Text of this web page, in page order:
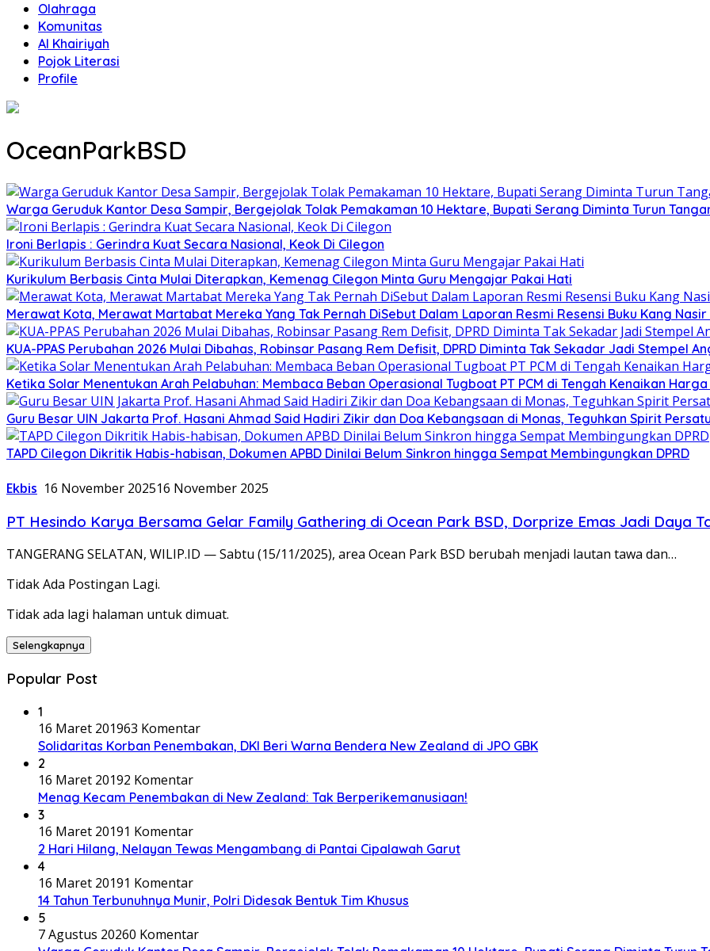
Olahraga
Komunitas
Al Khairiyah
Pojok Literasi
Profile
OceanParkBSD
Warga Geruduk Kantor Desa Sampir, Bergejolak Tolak Pemakaman 10 Hektare, Bupati Serang Diminta Turun
Ironi Berlapis : Gerindra Kuat Secara Nasional, Keok Di Cilegon
Kurikulum Berbasis Cinta Mulai Diterapkan, Kemenag Cilegon Minta Guru Mengajar Pakai Hati
Merawat Kota, Merawat Martabat Mereka Yang Tak Pernah DiSebut Dalam Laporan Resmi Resensi Buku Kang
KUA-PPAS Perubahan 2026 Mulai Dibahas, Robinsar Pasang Rem Defisit, DPRD Diminta Tak Sekadar Jadi Stempel
Ketika Solar Menentukan Arah Pelabuhan: Membaca Beban Operasional Tugboat PT PCM di Tengah Kenaikan Harga
Guru Besar UIN Jakarta Prof. Hasani Ahmad Said Hadiri Zikir dan Doa Kebangsaan di Monas, Teguhkan Spirit
TAPD Cilegon Dikritik Habis-habisan, Dokumen APBD Dinilai Belum Sinkron hingga Sempat Membingungkan DPRD
Ekbis 16 November 202516 November 2025
PT Hesindo Karya Bersama Gelar Family Gathering di Ocean Park BSD, Dorprize Emas Jadi Daya
TANGERANG SELATAN, WILIP.ID — Sabtu (15/11/2025), area Ocean Park BSD berubah menjadi lautan tawa dan…
Tidak Ada Postingan Lagi.
Tidak ada lagi halaman untuk dimuat.
Selengkapnya
Popular Post
1
16 Maret 201963 Komentar
Solidaritas Korban Penembakan, DKI Beri Warna Bendera New Zealand di JPO GBK
2
16 Maret 20192 Komentar
Menag Kecam Penembakan di New Zealand: Tak Berperikemanusiaan!
3
16 Maret 20191 Komentar
2 Hari Hilang, Nelayan Tewas Mengambang di Pantai Cipalawah Garut
4
16 Maret 20191 Komentar
14 Tahun Terbunuhnya Munir, Polri Didesak Bentuk Tim Khusus
5
7 Agustus 20260 Komentar